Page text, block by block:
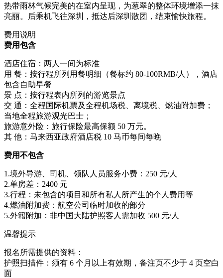
热带雨林气候完美的在室内呈现，为葱翠的整体环境增添一抹
亮丽。后乘机飞往深圳，抵达后深圳散团，结束愉快旅程。
费用说明
费用包含
酒店住宿：两人一间为标准
用 餐：按行程所列用餐明细（餐标约 80-100RMB/人），酒店
包含自助早餐
景 点：按行程表内所列的游览景点
交 通：全程国际机票及全程机场税、离境税、燃油附加费；
当地全程旅游观光巴士；
旅游意外险：旅行保险最高保额 50 万元。
其 他：马来西亚政府酒店税 10 马币每间每晚
费用不包含
1.境外导游、司机、领队人员服务小费：250 元/人
2.单房差：2400 元
3.行程：未包含的项目和所有私人所产生的个人费用等
4.燃油附加费：航空公司临时加收的部分
5.外籍附加：非中国大陆护照客人需加收 500 元/人
温馨提示
报名所需提供的资料：
护照扫描件：须有 6 个月以上有效期，备注页不少于 4 页空白
面